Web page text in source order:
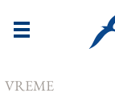
Novice
Goriška
VREME